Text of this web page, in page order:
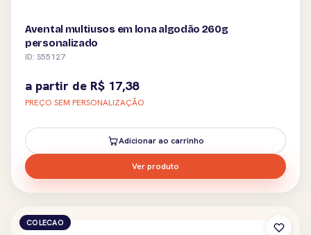
Avental multiusos em lona algodão 260g
personalizado
ID: S55127
a partir de R$ 17,38
PREÇO SEM PERSONALIZAÇÃO
Adicionar ao carrinho
Ver produto
COLECAO